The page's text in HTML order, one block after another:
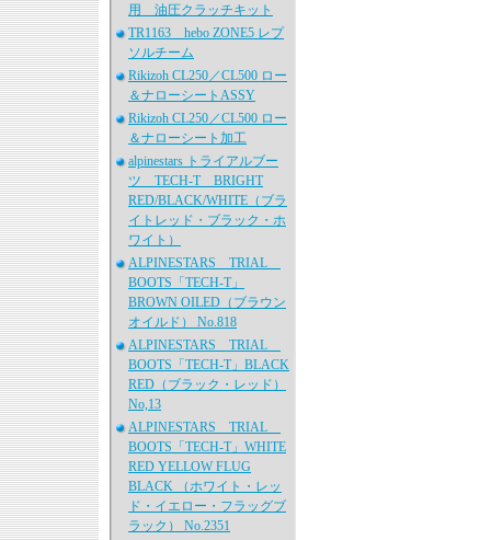
用 油圧クラッチキット
TR1163 hebo ZONE5 レプ
ソルチーム
Rikizoh CL250／CL500 ロー
＆ナローシートASSY
Rikizoh CL250／CL500 ロー
＆ナローシート加工
alpinestars トライアルブー
ツ TECH-T BRIGHT
RED/BLACK/WHITE（ブラ
イトレッド・ブラック・ホ
ワイト）
ALPINESTARS TRIAL
BOOTS「TECH-T」
BROWN OILED（ブラウン
オイルド） No.818
ALPINESTARS TRIAL
BOOTS「TECH-T」BLACK
RED（ブラック・レッド）
No,13
ALPINESTARS TRIAL
BOOTS「TECH-T」WHITE
RED YELLOW FLUG
BLACK （ホワイト・レッ
ド・イエロー・フラッグブ
ラック） No.2351